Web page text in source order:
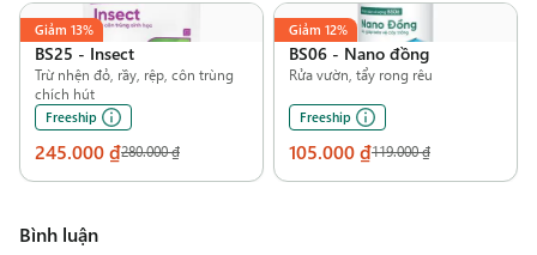
Giảm 13%
BS25 - Insect
Trừ nhện đỏ, rầy, rệp, côn trùng
chích hút
Freeship
245.000 ₫280.000 ₫
Giảm 12%
BS06 - Nano đồng
Rửa vườn, tẩy rong rêu
Freeship
105.000 ₫119.000 ₫
Bình luận